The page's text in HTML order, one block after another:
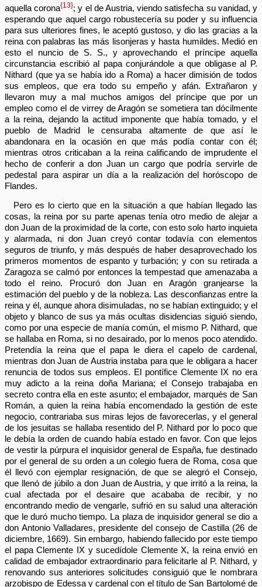
aquella corona{13}; y el de Austria, viendo satisfecha su vanidad, y
esperando que aquel cargo robustecería su poder y su influencia
para sus ulteriores fines, le aceptó gustoso, y dio las gracias a la
reina con palabras las más lisonjeras y hasta humildes. Medió en
esto el nuncio de S. S., y aprovechando el príncipe aquella
circunstancia escribió al papa conjurándole a que obligase al P.
Nithard (que ya se había ido a Roma) a hacer dimisión de todos
sus empleos, que era todo su empeño y afán. Extrañaron y
llevaron muy a mal muchos amigos del príncipe que por un
empleo como el de virrey de Aragón se sometiera tan dócilmente
a la reina, dejando la actitud imponente que había tomado, y el
pueblo de Madrid le censuraba altamente de que así le
abandonara en la ocasión en que más podía contar con él;
mientras otros criticaban a la reina calificando de imprudente el
hecho de conferir a don Juan un cargo que podría servirle de
pedestal para aspirar un día a la realización del horóscopo de
Flandes.
Pero es lo cierto que en la situación a que habían llegado las
cosas, la reina por su parte apenas tenía otro medio de alejar a
don Juan de la proximidad de la corte, con esto solo harto inquieta
y alarmada, ni don Juan creyó contar todavía con elementos
seguros de triunfo, y más después de haber desaprovechado los
primeros momentos de espanto y turbación; y con su retirada a
Zaragoza se calmó por entonces la tempestad que amenazaba a
todo el reino. Procuró don Juan en Aragón granjearse la
estimación del pueblo y de la nobleza. Las desconfianzas entre la
reina y él, aunque ahora disimuladas, no se habían extinguido; y el
objeto y blanco de sus ya más ocultas disidencias siguió siendo,
como por una especie de manía común, el mismo P. Nithard, que
se hallaba en Roma, si no desairado, por lo menos poco atendido.
Pretendía la reina que el papa le diera el capelo de cardenal,
mientras don Juan de Austria instaba para que le obligara a hacer
renuncia de todos sus empleos. El pontífice Clemente IX no era
muy adicto a la reina doña Mariana; el Consejo trabajaba en
secreto contra ella en este asunto; el embajador, marqués de San
Román, a quien la reina había encomendado la gestión de este
negocio, contrariaba sus miras lejos de favorecerlas, y el general
de los jesuitas se hallaba resentido del P. Nithard por lo poco que
le debía la orden de cuando había estado en favor. Con que lejos
de vestir la púrpura el inquisidor general de España, fue destinado
por el general de su orden a un colegio fuera de Roma, cosa que
él llevó con ejemplar resignación, de que se alegró el Consejo,
que llenó de júbilo a don Juan de Austria, y que irritó a la reina, la
cual afectada por el desaire que acababa de recibir, y no
encontrando medio de vengarle, sufrió en su salud una alteración
que le duró mucho tiempo. La plaza de inquisidor general se dio a
don Antonio Valladares, presidente del consejo de Castilla (26 de
diciembre, 1669). Sin embargo, habiendo fallecido por este tiempo
el papa Clemente IX y sucedídole Clemente X, la reina envió en
calidad de embajador extraordinario para felicitarle al P. Nithard, y
renovando sus anteriores solicitudes consiguió que le nombrara
arzobispo de Edessa y cardenal con el título de San Bartolomé de